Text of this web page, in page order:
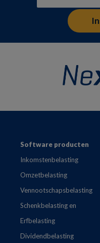
FooterSoftware producten
Inkomstenbelasting
Omzetbelasting
Vennootschapsbelasting
Schenkbelasting en
Erfbelasting
Dividendbelasting